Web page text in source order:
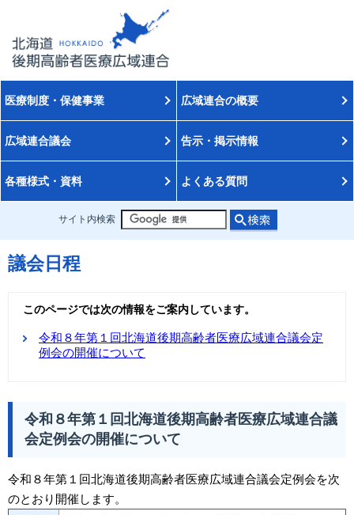
医療制度・保健事業 広域連合の概要
広域連合議会 告示・掲示情報
各種様式・資料 よくある質問
サイト内検索
議会日程
このページでは次の情報をご案内しています。
令和８年第１回北海道後期高齢者医療広域連合議会定
例会の開催について
令和８年第１回北海道後期高齢者医療広域連合議
会定例会の開催について
令和８年第１回北海道後期高齢者医療広域連合議会定例会を次
のとおり開催します。